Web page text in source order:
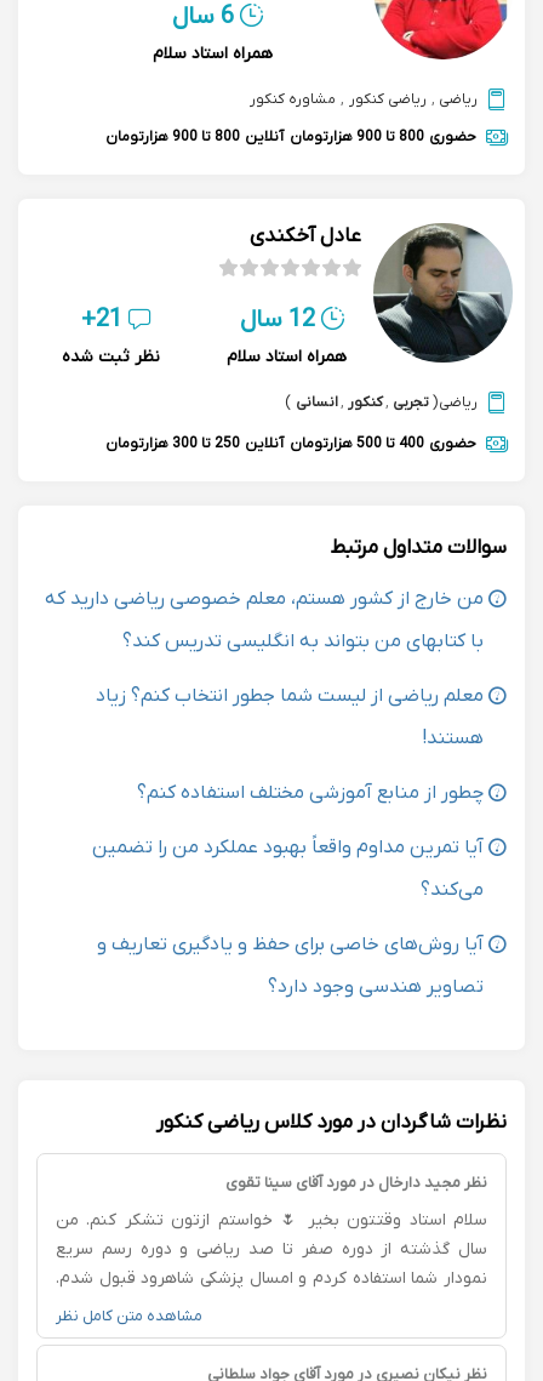
6 سال
همراه استاد سلام
ریاضی , ریاضی کنکور , مشاوره کنکور
حضوری 800 تا 900 هزارتومان آنلاین 800 تا 900 هزارتومان
عادل آخکندی
12 سال
همراه استاد سلام
21+
نظر ثبت شده
ریاضی(تجربی ,کنکور ,انسانی )
حضوری 400 تا 500 هزارتومان آنلاین 250 تا 300 هزارتومان
سوالات متداول مرتبط
من خارج از کشور هستم، معلم خصوصی ریاضی دارید که
با کتابهای من بتواند به انگلیسی تدریس کند؟
معلم ریاضی از لیست شما جطور انتخاب کنم؟ زیاد
هستند!
چطور از منابع آموزشی مختلف استفاده کنم؟
آیا تمرین مداوم واقعاً بهبود عملکرد من را تضمین
می‌کند؟
آیا روش‌های خاصی برای حفظ و یادگیری تعاریف و
تصاویر هندسی وجود دارد؟
نظرات شاگردان در مورد کلاس ریاضی کنکور
نظر مجید دارخال در مورد آقای سینا تقوی
سلام استاد وقتتون بخیر 🌷 خواستم ازتون تشکر کنم. من
سال گذشته از دوره صفر تا صد ریاضی و دوره رسم سریع
نمودار شما استفاده کردم و امسال پزشکی شاهرود قبول شدم.
قبل از آشنایی با دوره‌های شما، ریاضی برام درس سخت و
پراسترس بود، ولی چیزی که خیلی کمکم کرد این بود که
مطالب را مفهومی یاد می‌دادید و آدم واقعاً متوجه می‌شد چرا و
مشاهده متن کامل نظر
نظر نیکان نصیری در مورد آقای جواد سلطانی